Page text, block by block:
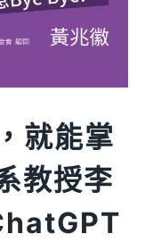
就能掌
教授李